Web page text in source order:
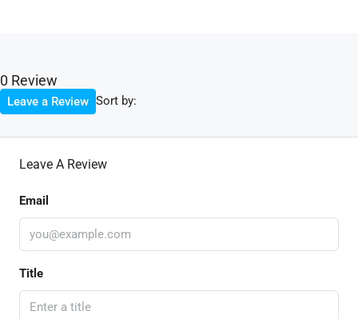
0 Review
Sort by:
Leave a Review
Leave A Review
Email
Title